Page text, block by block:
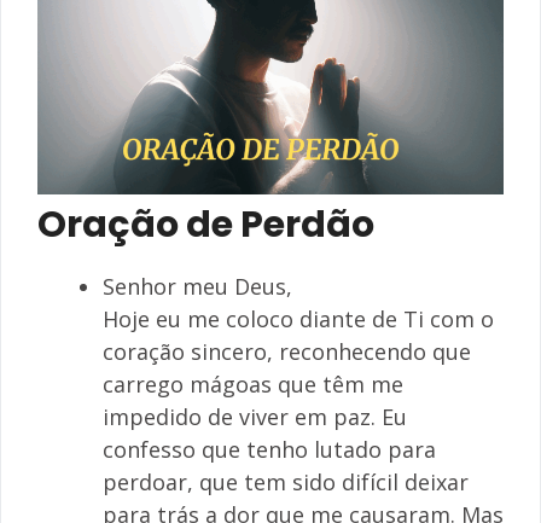
Oração de Perdão
Senhor meu Deus,
Hoje eu me coloco diante de Ti com o
coração sincero, reconhecendo que
carrego mágoas que têm me
impedido de viver em paz. Eu
confesso que tenho lutado para
perdoar, que tem sido difícil deixar
para trás a dor que me causaram. Mas